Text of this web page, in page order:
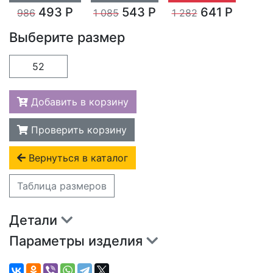
986 493 Р 1 085 543 Р 1 282641 Р
Выберите размер
52
Добавить в корзину
Проверить корзину
Вернуться в каталог
Таблица размеров
Детали
Параметры изделия